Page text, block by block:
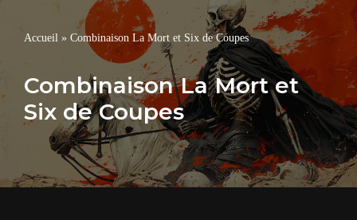
Accueil » Combinaison La Mort et Six de Coupes
Combinaison La Mort et
Six de Coupes